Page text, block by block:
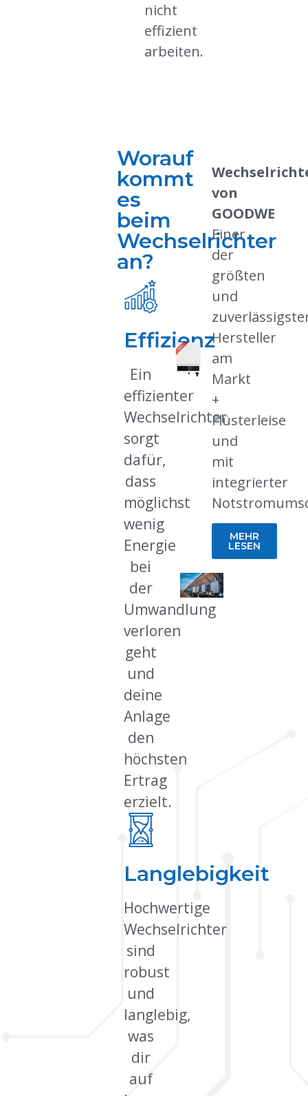
nicht
effizient
arbeiten.
Worauf
kommt
es
beim
Wechselrichter
an?
Effizienz
Ein
effizienter
Wechselrichter
sorgt
dafür,
dass
möglichst
wenig
Energie
bei
der
Umwandlung
verloren
geht
und
deine
Anlage
den
höchsten
Ertrag
erzielt.
Langlebigkeit
Hochwertige
Wechselrichter
sind
robust
und
langlebig,
was
dir
auf
von
GOODWE
Einer
der
größten
und
Hersteller
am
Markt
+
Flüsterleise
und
mit
integrierter
MEHR
LESEN